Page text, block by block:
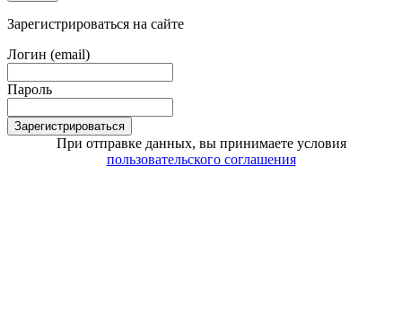
Зарегистрироваться на сайте
Логин (email)
Пароль
Зарегистрироваться
При отправке данных, вы принимаете условия
пользовательского соглашения